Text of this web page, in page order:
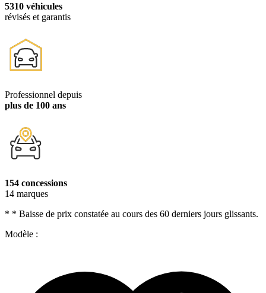
5310 véhicules
révisés et garantis
Professionnel depuis
plus de 100 ans
154 concessions
14 marques
* * Baisse de prix constatée au cours des 60 derniers jours glissants.
Modèle :